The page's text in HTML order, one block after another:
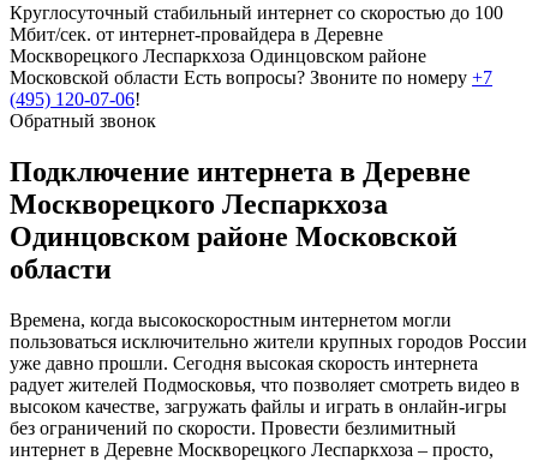
Круглосуточный стабильный интернет со скоростью до 100
Мбит/сек. от интернет-провайдера в Деревне
Москворецкого Леспаркхоза Одинцовском районе
Московской области Есть вопросы? Звоните по номеру +7
(495) 120-07-06!
Обратный звонок
Подключение интернета в Деревне
Москворецкого Леспаркхоза
Одинцовском районе Московской
области
Времена, когда высокоскоростным интернетом могли
пользоваться исключительно жители крупных городов России
уже давно прошли. Сегодня высокая скорость интернета
радует жителей Подмосковья, что позволяет смотреть видео в
высоком качестве, загружать файлы и играть в онлайн-игры
без ограничений по скорости. Провести безлимитный
интернет в Деревне Москворецкого Леспаркхоза – просто,